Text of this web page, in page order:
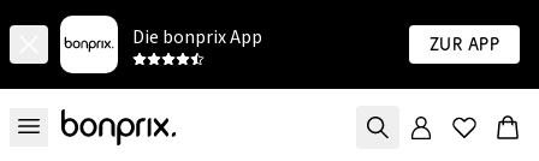
Die bonprix App Zur App